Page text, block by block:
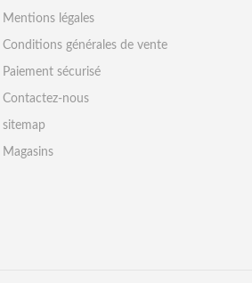
Mentions légales
Conditions générales de vente
Paiement sécurisé
Contactez-nous
sitemap
Magasins